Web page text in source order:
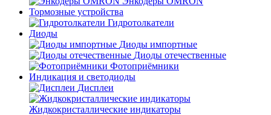
Тормозные устройства
Гидротолкатели
Диоды
Диоды импортные
Диоды отечественные
Фотоприёмники
Индикация и светодиоды
Дисплеи
Жидкокристаллические индикаторы